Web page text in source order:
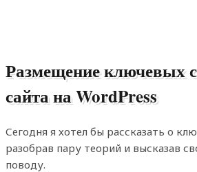
Размещение ключевых
сайта на WordPress
Сегодня я хотел бы рассказать о
разобрав пару теорий и высказав
поводу.